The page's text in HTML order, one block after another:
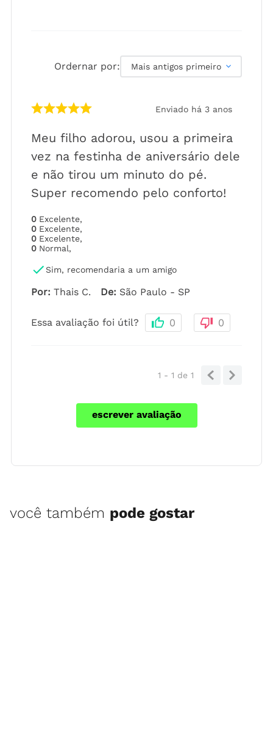
Ordernar por: Mais antigos primeiro
Enviado há 3 anos
Meu filho adorou, usou a primeira
vez na festinha de aniversário dele
e não tirou um minuto do pé.
Super recomendo pelo conforto!
0 Excelente,
0 Excelente,
0 Excelente,
0 Normal,
Sim, recomendaria a um amigo
Por: Thais C. De: São Paulo - SP
Essa avaliação foi útil? 0 0
1 - 1 de 1
escrever avaliação
você também pode gostar